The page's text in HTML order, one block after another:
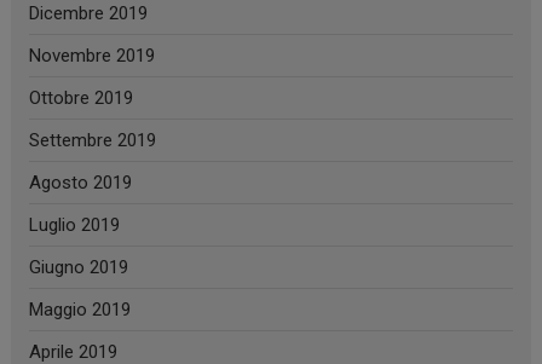
Dicembre 2019
Novembre 2019
Ottobre 2019
Settembre 2019
Agosto 2019
Luglio 2019
Giugno 2019
Maggio 2019
Aprile 2019